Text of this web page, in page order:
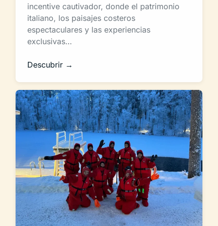
incentive cautivador, donde el patrimonio
italiano, los paisajes costeros
espectaculares y las experiencias
exclusivas…
Descubrir →